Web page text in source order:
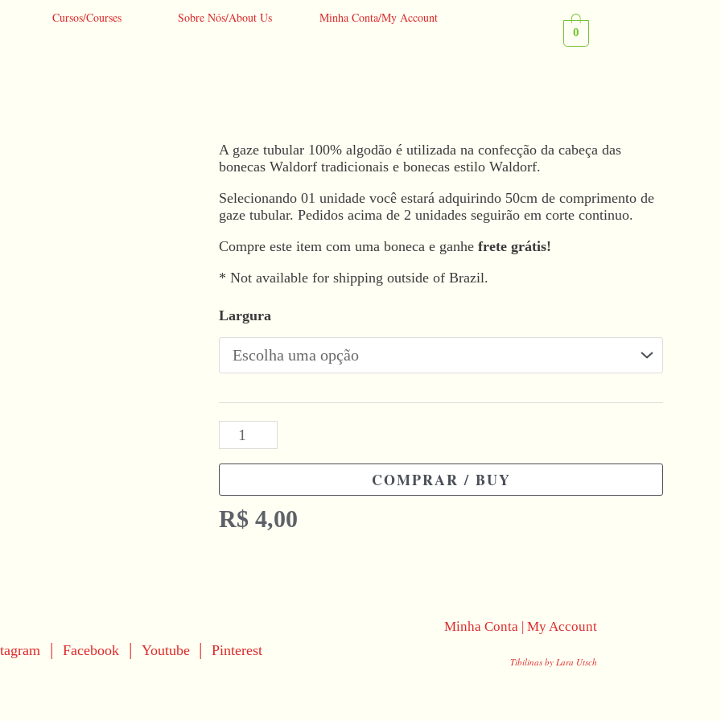
Cursos/Courses Sobre Nós/About Us Minha Conta/My Account
0
A gaze tubular 100% algodão é utilizada na confecção da cabeça das
bonecas Waldorf tradicionais e bonecas estilo Waldorf.
Selecionando 01 unidade você estará adquirindo 50cm de comprimento de
gaze tubular. Pedidos acima de 2 unidades seguirão em corte continuo.
Compre este item com uma boneca e ganhe frete grátis!
* Not available for shipping outside of Brazil.
Largura
Gaze
Tubular
COMPRAR / BUY
R$ 4,00
Minha Conta | My Account
| Facebook | Youtube | Pinterest
Tibilinas by Lara Utsch